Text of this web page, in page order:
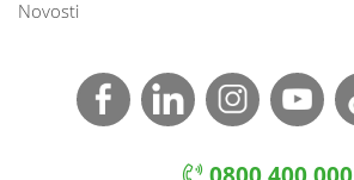
Novosti